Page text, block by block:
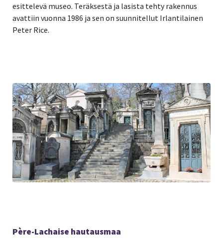
esittelevä museo. Teräksestä ja lasista tehty rakennus
avattiin vuonna 1986 ja sen on suunnitellut Irlantilainen
Peter Rice.
Père-Lachaise hautausmaa